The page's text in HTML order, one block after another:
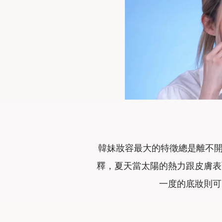
韓妹妝容最大的特徵總是離不
釋，夏天當太陽的熱力跟皮膚
一度的底妝則